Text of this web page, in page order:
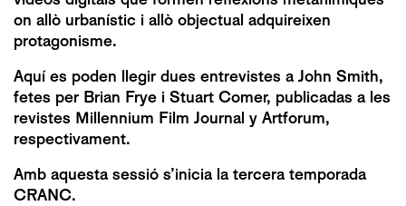
on allò urbanístic i allò objectual adquireixen
protagonisme.
Aquí es poden llegir dues entrevistes a John Smith,
fetes per Brian Frye i Stuart Comer, publicadas a les
revistes Millennium Film Journal y Artforum,
respectivament.
Amb aquesta sessió s’inicia la tercera temporada
CRANC.